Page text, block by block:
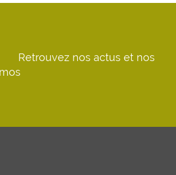
Retrouvez nos actus et nos